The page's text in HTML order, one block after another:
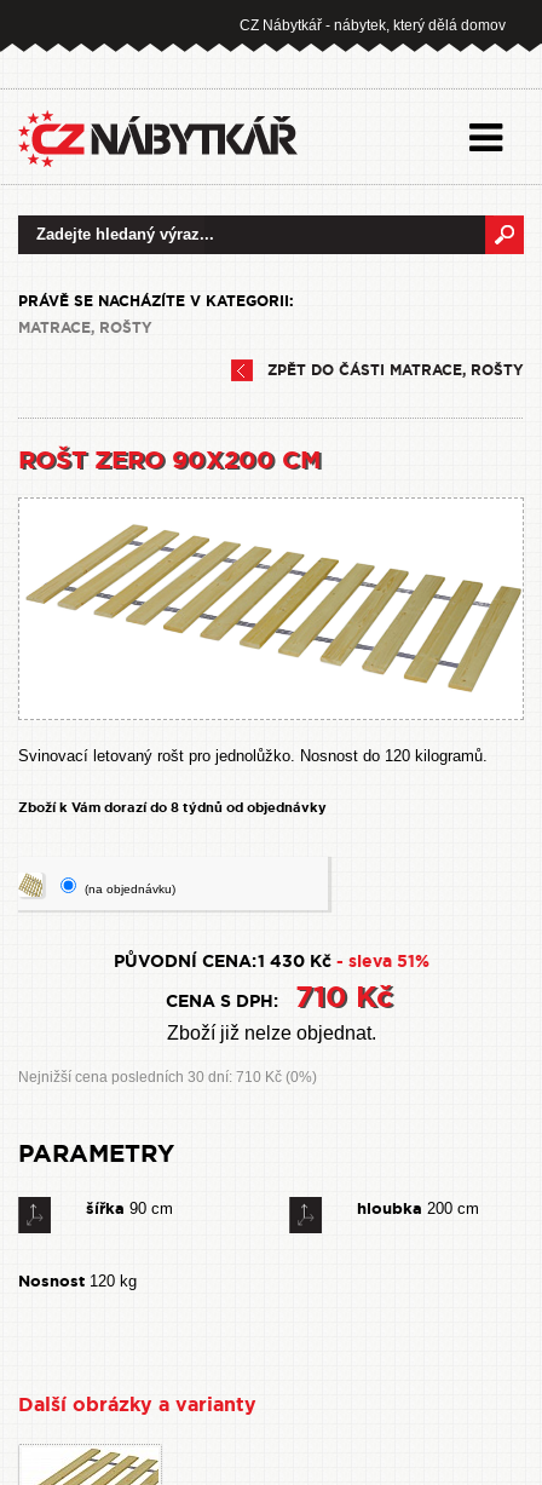
CZ Nábytkář - nábytek, který dělá domov
PRÁVĚ SE NACHÁZÍTE V KATEGORII:
MATRACE, ROŠTY
ZPĚT DO ČÁSTI MATRACE, ROŠTY
ROŠT ZERO 90X200 CM
Svinovací letovaný rošt pro jednolůžko. Nosnost do 120 kilogramů.
Zboží k Vám dorazí do 8 týdnů od objednávky
(na objednávku)
PŮVODNÍ CENA:1 430 Kč - sleva 51%
CENA S DPH:
710 Kč
Zboží již nelze objednat.
Nejnižší cena posledních 30 dní: 710 Kč (0%)
PARAMETRY
šířka 90 cm hloubka 200 cm
Nosnost 120 kg
Další obrázky a varianty